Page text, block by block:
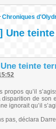
Chroniques
Une
teinte
propos qu’il
de son
ignorait qu’il
pas, déclara